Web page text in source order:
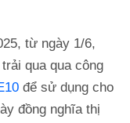
từ ngày 1/6,
qua qua công
để sử dụng cho
đồng nghĩa thị